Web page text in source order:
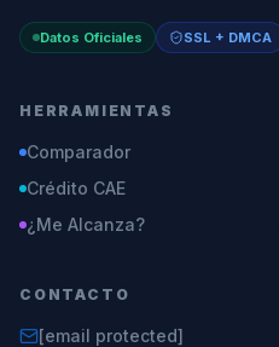
Datos Oficiales SSL + DMCA
HERRAMIENTAS
Comparador
Crédito CAE
¿Me Alcanza?
CONTACTO
[email protected]